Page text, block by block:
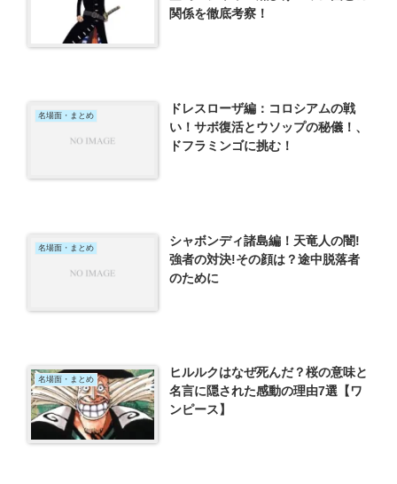
関係を徹底考察！
名場面・まとめ
ドレスローザ編：コロシアムの戦
い！サボ復活とウソップの秘儀！、
ドフラミンゴに挑む！
名場面・まとめ
シャボンディ諸島編！天竜人の闇!
強者の対決!その顔は？途中脱落者
のために
名場面・まとめ
ヒルルクはなぜ死んだ？桜の意味と
名言に隠された感動の理由7選【ワ
ンピース】